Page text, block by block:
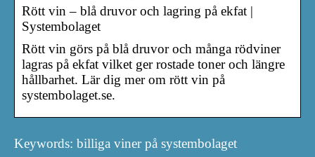
Rött vin – blå druvor och lagring på ekfat |
Systembolaget
Rött vin görs på blå druvor och många rödviner
lagras på ekfat vilket ger rostade toner och längre
hållbarhet. Lär dig mer om rött vin på
systembolaget.se.
Keywords: billiga viner på systembolaget